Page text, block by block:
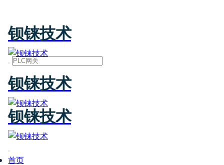
钡铼技术
钡铼技术
钡铼技术
首页